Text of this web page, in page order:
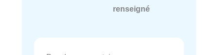
renseigné